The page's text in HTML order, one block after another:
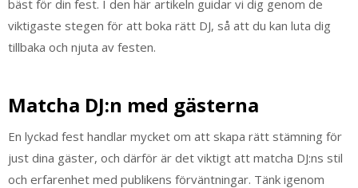
bäst för din fest. I den här artikeln guidar vi dig genom de
viktigaste stegen för att boka rätt DJ, så att du kan luta dig
tillbaka och njuta av festen.
Matcha DJ:n med gästerna
En lyckad fest handlar mycket om att skapa rätt stämning för
just dina gäster, och därför är det viktigt att matcha DJ:ns stil
och erfarenhet med publikens förväntningar. Tänk igenom